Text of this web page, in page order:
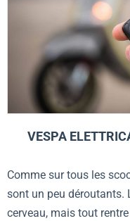
VESPA
Comme sur tous les
sont un peu déroutants.
cerveau, mais tout